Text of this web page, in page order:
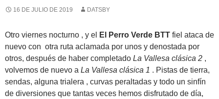
16 DE JULIO DE 2019 DATSBY
Otro viernes nocturno , y el El Perro Verde BTT fiel ataca de
nuevo con otra ruta aclamada por unos y denostada por
otros, después de haber completado La Vallesa clásica 2 ,
volvemos de nuevo a La Vallesa clásica 1 . Pistas de tierra,
sendas, alguna trialera , curvas peraltadas y todo un sinfín
de diversiones que tantas veces hemos disfrutado de día,